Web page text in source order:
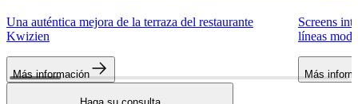
Una auténtica mejora de la terraza del restaurante
Kwizien
Más información
Screens
líneas
Más